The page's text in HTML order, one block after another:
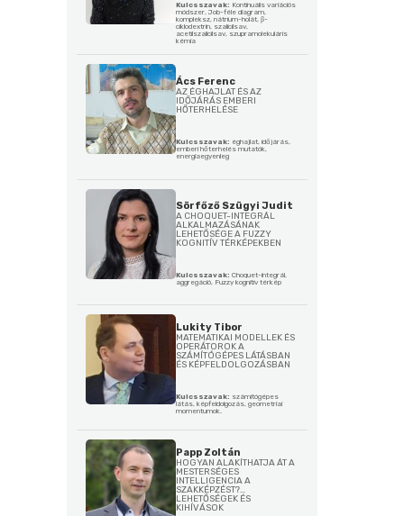
Kulcsszavak: Kontinuális variációs
módszer, Job-féle diagram,
kompleksz, nátrium-holát, β-
ciklodextrin, szalicilsav,
acetilszalicilsav, szupramolekuláris
kémia
Ács Ferenc
AZ ÉGHAJLAT ÉS AZ
IDŐJÁRÁS EMBERI
HŐTERHELÉSE
Kulcsszavak: éghajlat, időjárás,
emberi hőterhelés mutatók,
energiaegyenleg
Sörfőző Szügyi Judit
A CHOQUET-INTEGRÁL
ALKALMAZÁSÁNAK
LEHETŐSÉGE A FUZZY
KOGNITÍV TÉRKÉPEKBEN
Kulcsszavak: Choquet-integrál,
aggregáció, Fuzzy kognitív térkép
Lukity Tibor
MATEMATIKAI MODELLEK ÉS
OPERÁTOROK A
SZÁMÍTÓGÉPES LÁTÁSBAN
ÉS KÉPFELDOLGOZÁSBAN
Kulcsszavak: számítógépes
látás, képfeldolgozás, geometriai
momentumok.
Papp Zoltán
HOGYAN ALAKÍTHATJA ÁT A
MESTERSÉGES
INTELLIGENCIA A
SZAKKÉPZÉST?
LEHETŐSÉGEK ÉS
KIHÍVÁSOK